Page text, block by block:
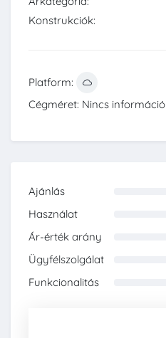
Konstrukciók:
Platform:
Cégméret: Nincs információ
Ajánlás
Használat
Ár-érték arány
Ügyfélszolgálat
Funkcionalitás